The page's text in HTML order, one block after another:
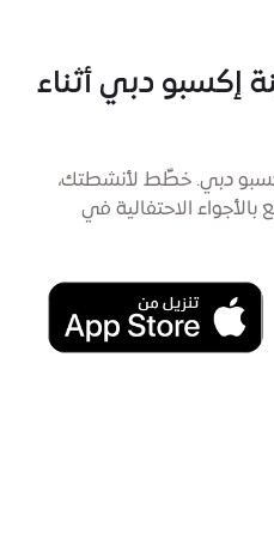
إكسبو دبي أثناء
دبي. خطِّط لأنشطتك،
الاحتفالية في